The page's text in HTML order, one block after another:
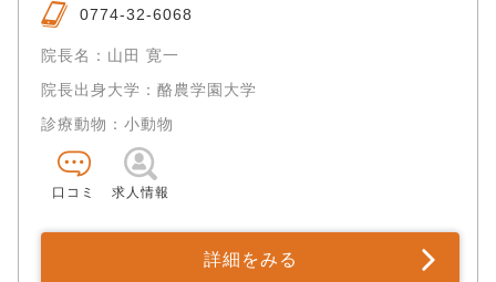
0774-32-6068
院長名：山田 寛一
院長出身大学：酪農学園大学
診療動物：小動物
口コミ 求人情報
詳細をみる